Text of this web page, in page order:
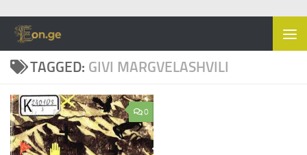
Skip to content
TAGGED: GIVI MARGVELASHVILI
0